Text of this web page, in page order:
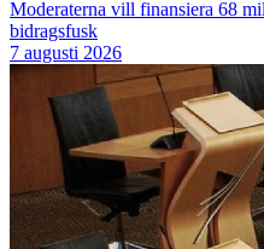
Moderaterna vill finansiera 68
bidragsfusk
7 augusti 2026